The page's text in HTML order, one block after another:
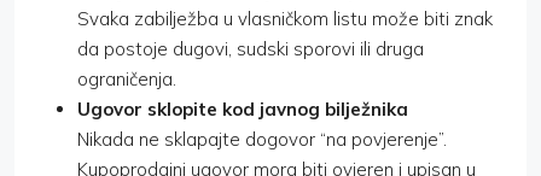
Svaka zabilježba u vlasničkom listu može biti znak
da postoje dugovi, sudski sporovi ili druga
ograničenja.
Ugovor sklopite kod javnog bilježnika
Nikada ne sklapajte dogovor “na povjerenje”.
Kupoprodajni ugovor mora biti ovjeren i upisan u